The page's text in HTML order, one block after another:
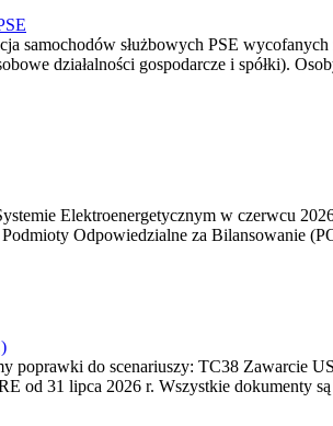
samochodów służbowych PSE
działalności gospodarcze i spółki).
Elektroenergetycznym w czerwcu
Odpowiedzialne za Bilansowanie
poprawki do scenariuszy: TC38
od 31 lipca 2026 r. Wszystkie dokumenty